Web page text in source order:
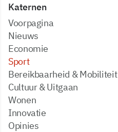
Katernen
Voorpagina
Nieuws
Economie
Sport
Bereikbaarheid & Mobiliteit
Cultuur & Uitgaan
Wonen
Innovatie
Opinies